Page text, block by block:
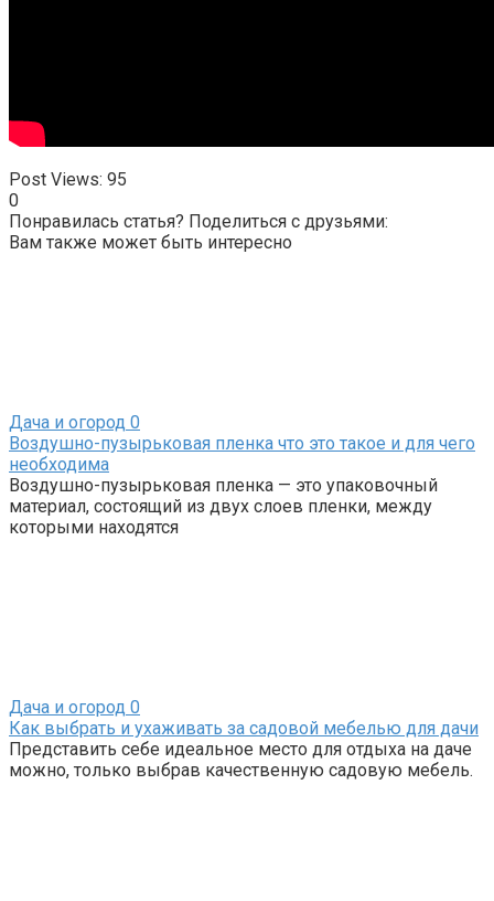
Post Views: 95
0
Понравилась статья? Поделиться с друзьями:
Вам также может быть интересно
Дача и огород 0
Воздушно-пузырьковая пленка что это такое и для чего
необходима
Воздушно-пузырьковая пленка — это упаковочный
материал, состоящий из двух слоев пленки, между
которыми находятся
Дача и огород 0
Как выбрать и ухаживать за садовой мебелью для дачи
Представить себе идеальное место для отдыха на даче
можно, только выбрав качественную садовую мебель.